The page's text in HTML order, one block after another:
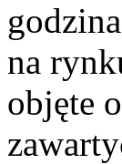
na
objęte